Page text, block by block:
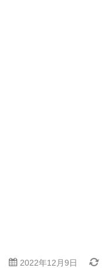
2022年12月9日